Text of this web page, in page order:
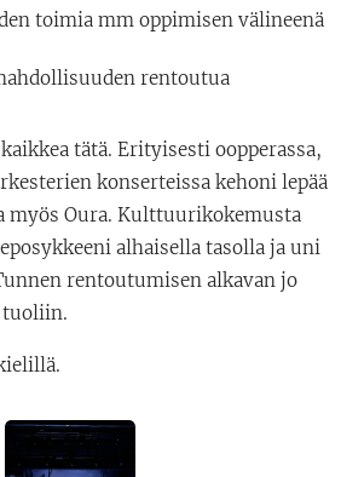
toimia mm oppimisen välineenä
rentoutua
tätä. Erityisesti oopperassa,
konserteissa kehoni lepää
myös Oura. Kulttuurikokemusta
alhaisella tasolla ja uni
rentoutumisen alkavan jo
tuoliin.